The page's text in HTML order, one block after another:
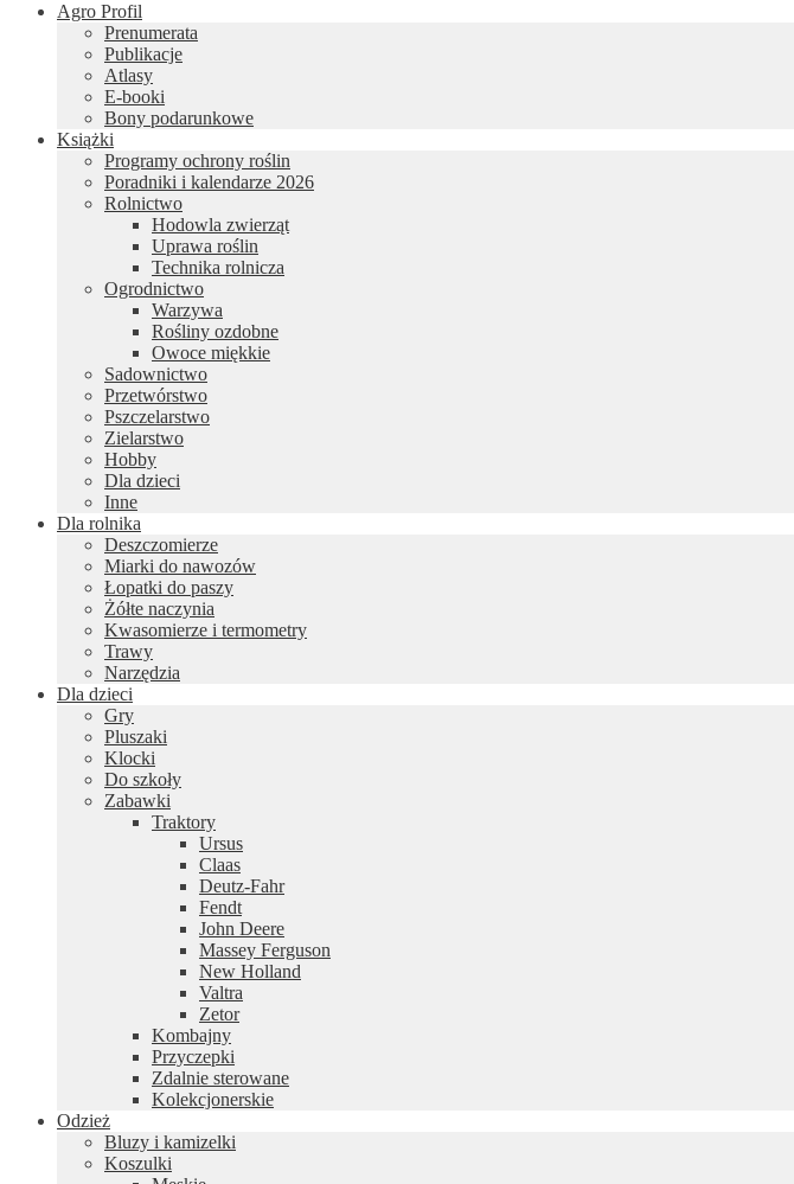
Agro Profil
Prenumerata
Publikacje
Atlasy
E-booki
Bony podarunkowe
Książki
Programy ochrony roślin
Poradniki i kalendarze 2026
Rolnictwo
Hodowla zwierząt
Uprawa roślin
Technika rolnicza
Ogrodnictwo
Warzywa
Rośliny ozdobne
Owoce miękkie
Sadownictwo
Przetwórstwo
Pszczelarstwo
Zielarstwo
Hobby
Dla dzieci
Inne
Dla rolnika
Deszczomierze
Miarki do nawozów
Łopatki do paszy
Żółte naczynia
Kwasomierze i termometry
Trawy
Narzędzia
Dla dzieci
Gry
Pluszaki
Klocki
Do szkoły
Zabawki
Traktory
Ursus
Claas
Deutz-Fahr
Fendt
John Deere
Massey Ferguson
New Holland
Valtra
Zetor
Kombajny
Przyczepki
Zdalnie sterowane
Kolekcjonerskie
Odzież
Bluzy i kamizelki
Koszulki